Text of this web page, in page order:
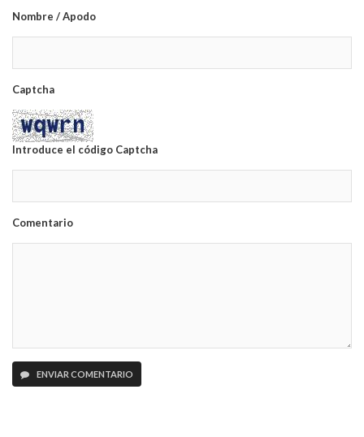
Nombre / Apodo
Captcha
Introduce el código Captcha
Comentario
ENVIAR COMENTARIO